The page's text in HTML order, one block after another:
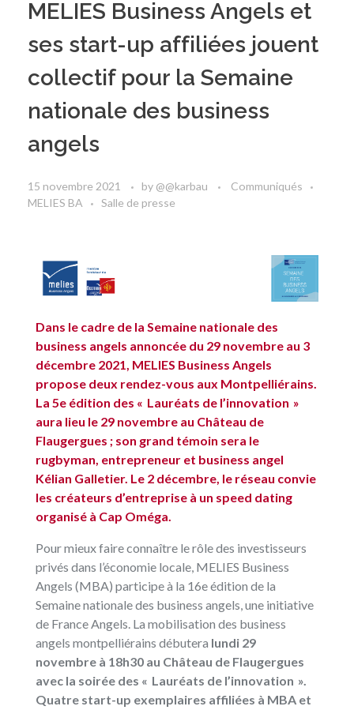
MELIES Business Angels et
ses start-up affiliées jouent
collectif pour la Semaine
nationale des business
angels
15 novembre 2021 by @@karbau
Communiqués
MELIES BA
Salle de presse
Dans le cadre de la Semaine nationale des
business angels annoncée du 29 novembre au 3
décembre 2021, MELIES Business Angels
propose deux rendez-vous aux Montpelliérains.
La 5e édition des « Lauréats de l’innovation »
aura lieu le 29 novembre au Château de
Flaugergues ; son grand témoin sera le
rugbyman, entrepreneur et business angel
Kélian Galletier. Le 2 décembre, le réseau convie
les créateurs d’entreprise à un speed dating
organisé à Cap Oméga.
Pour mieux faire connaître le rôle des investisseurs
privés dans l’économie locale, MELIES Business
Angels (MBA) participe à la 16e édition de la
Semaine nationale des business angels, une initiative
de France Angels. La mobilisation des business
angels montpelliérains débutera lundi 29
novembre à 18h30 au Château de Flaugergues
avec la soirée des « Lauréats de l’innovation ».
Quatre start-up exemplaires affiliées à MBA et